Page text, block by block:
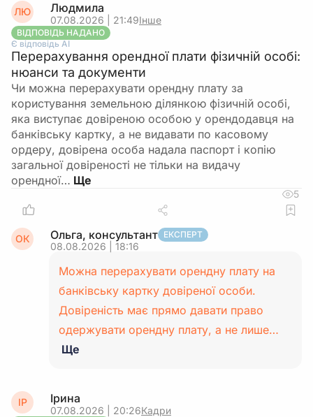
ЛЮ Людмила
07.08.2026 | 21:49Інше
ВІДПОВІДЬ НАДАНО
Є відповідь АІ
Перерахування орендної плати фізичній особі:
нюанси та документи
Чи можна перерахувати орендну плату за
користування земельною ділянкою фізичній особі,
яка виступає довіреною особою у орендодавця на
банківську картку, а не видавати по касовому
ордеру, довірена особа надала паспорт і копію
загальної довіреності не тільки на видачу
орендної…
5
ОК Ольга, консультант ЕКСПЕРТ
08.08.2026 | 18:16
Можна перерахувати орендну плату на
банківську картку довіреної особи.
Довіреність має прямо давати право
одержувати орендну плату, а не лише…
Ще
ІР Ірина
07.08.2026 | 20:26Кадри